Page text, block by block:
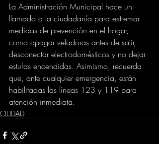
La Administración Municipal hace un
llamado a la ciudadanía para extremar
medidas de prevención en el hogar,
como apagar veladoras antes de salir,
desconectar electrodomésticos y no dejar
estufas encendidas. Asimismo, recuerda
que, ante cualquier emergencia, están
habilitadas las líneas 123 y 119 para
atención inmediata.
CIUDAD